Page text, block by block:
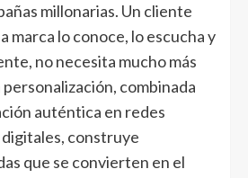
millonarias. Un cliente
marca lo conoce, lo escucha y
no necesita mucho más
combinada
auténtica en redes
digitales, construye
que se convierten en el